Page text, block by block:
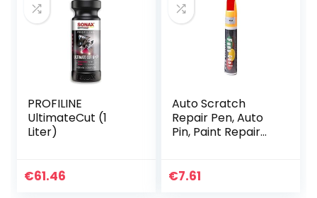
PROFILINE
UltimateCut (1
Liter)
€61.46
Auto Scratch
Repair Pen, Auto
Pin, Paint Repair
Kleuren Auto
€7.61